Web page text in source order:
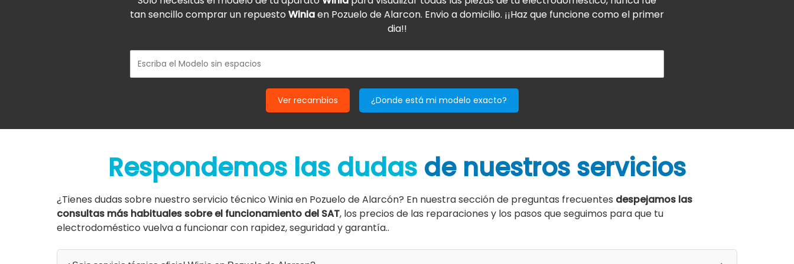
tan sencillo comprar un repuesto Winiaen Pozuelo de Alarcon. Envio a domicilio. ¡¡Haz que funcione como el primer
dia!!
Ver recambios ¿Donde está mi modelo exacto?
Respondemos las dudas de nuestros servicios
¿Tienes dudas sobre nuestro servicio técnico Winia en Pozuelo de Alarcón? En nuestra sección de preguntas frecuentes despejamos las
consultas más habituales sobre el funcionamiento del SAT, los precios de las reparaciones y los pasos que seguimos para que tu
electrodoméstico vuelva a funcionar con rapidez, seguridad y garantía..